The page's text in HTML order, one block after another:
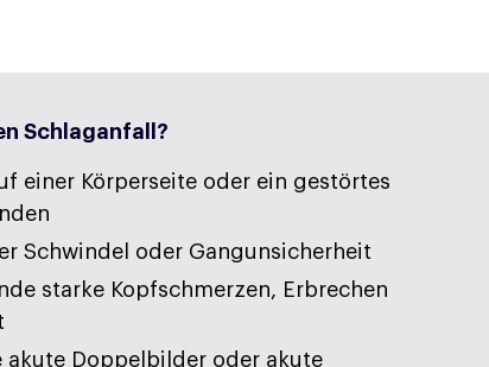
Schlaganfall?
einer Körperseite oder ein gestörtes
Schwindel oder Gangunsicherheit
starke Kopfschmerzen, Erbrechen
akute Doppelbilder oder akute